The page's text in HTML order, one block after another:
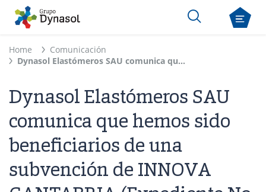
Home
Comunicación
Dynasol Elastómeros SAU comunica que hemos sido beneficiarios de una subvención de INNOVA CANTABRIA (Expediente No. 2025/INN/020).
Dynasol Elastómeros SAU
comunica que hemos sido
beneficiarios de una
subvención de INNOVA